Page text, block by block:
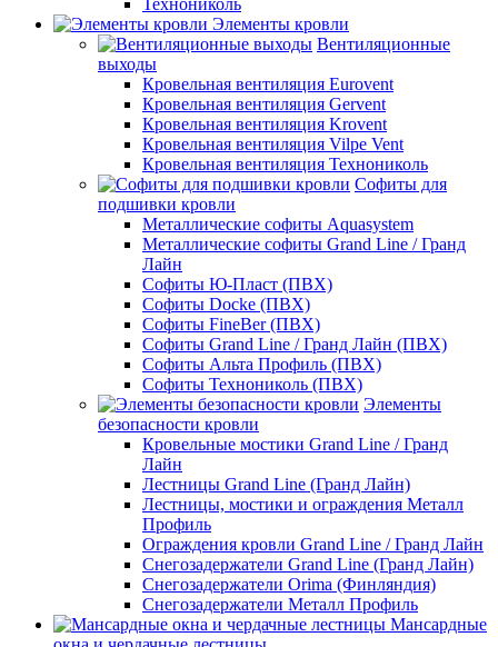
Технониколь
Элементы кровли
Вентиляционные
выходы
Кровельная вентиляция Eurovent
Кровельная вентиляция Gervent
Кровельная вентиляция Krovent
Кровельная вентиляция Vilpe Vent
Кровельная вентиляция Технониколь
Cофиты для
подшивки кровли
Металлические софиты Aquasystem
Металлические софиты Grand Line / Гранд
Лайн
Софиты Ю-Пласт (ПВХ)
Софиты Docke (ПВХ)
Софиты FineBer (ПВХ)
Софиты Grand Line / Гранд Лайн (ПВХ)
Софиты Альта Профиль (ПВХ)
Софиты Технониколь (ПВХ)
Элементы
безопасности кровли
Кровельные мостики Grand Line / Гранд
Лайн
Лестницы Grand Line (Гранд Лайн)
Лестницы, мостики и ограждения Металл
Профиль
Ограждения кровли Grand Line / Гранд Лайн
Снегозадержатели Grand Line (Гранд Лайн)
Снегозадержатели Orima (Финляндия)
Снегозадержатели Металл Профиль
Мансардные